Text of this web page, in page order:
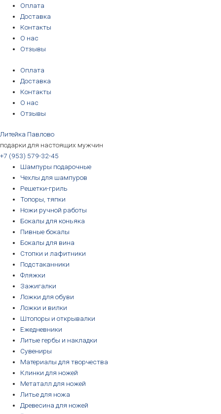
Перейти
содержимому
Оплата
Доставка
Контакты
О нас
Отзывы
Оплата
Доставка
Контакты
О нас
Отзывы
Литейка Павлово
подарки для настоящих мужчин
+7 (953) 579-32-45
Шампуры подарочные
Чехлы для шампуров
Решетки-гриль
Топоры, тяпки
Ножи ручной работы
Бокалы для коньяка
Пивные бокалы
Бокалы для вина
Стопки и лафитники
Подстаканники
Фляжки
Зажигалки
Ложки для обуви
Ложки и вилки
Штопоры и открывалки
Ежедневники
Литые гербы и накладки
Сувениры
Материалы для творчества
Клинки для ножей
Метаталл для ножей
Литье для ножа
Древесина для ножей
Количество
товара
Бокал
пива
подарочной
коробке
Первоначальная
цена
составляла
Первоначальная
цена
составляла
Первоначальная
цена
составляла
Первоначальная
цена
составляла